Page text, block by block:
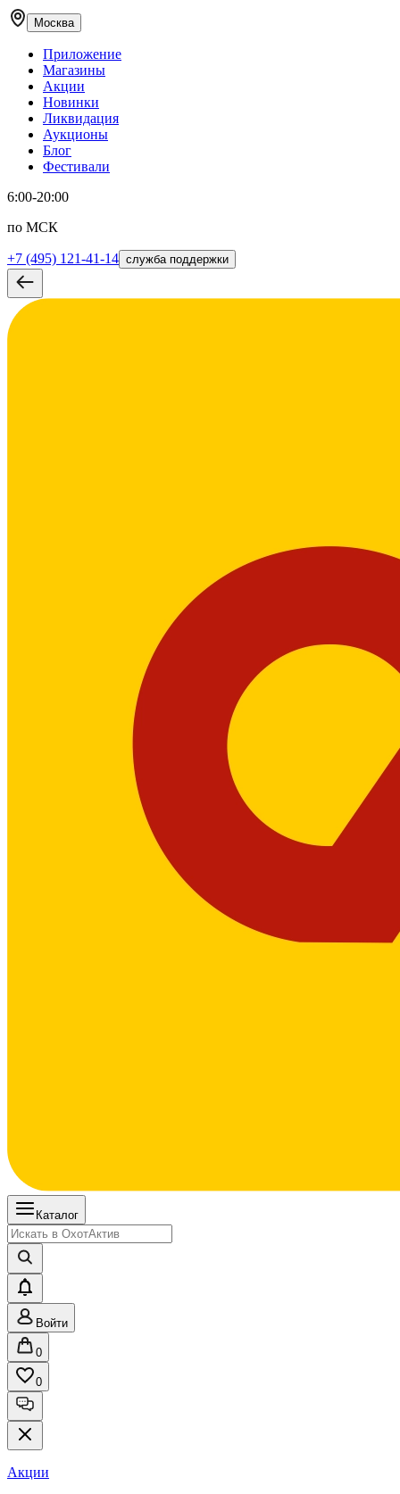
Москва
Приложение
Магазины
Акции
Новинки
Ликвидация
Аукционы
Блог
Фестивали
6:00-20:00
по МСК
+7 (495) 121-41-14 служба поддержки
Каталог
Войти
0
0
Акции